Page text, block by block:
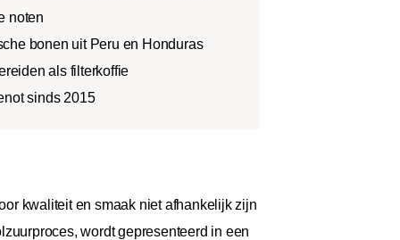
noten
bonen uit Peru en Honduras
als filterkoffie
sinds 2015
kwaliteit en smaak niet afhankelijk zijn
wordt gepresenteerd in een